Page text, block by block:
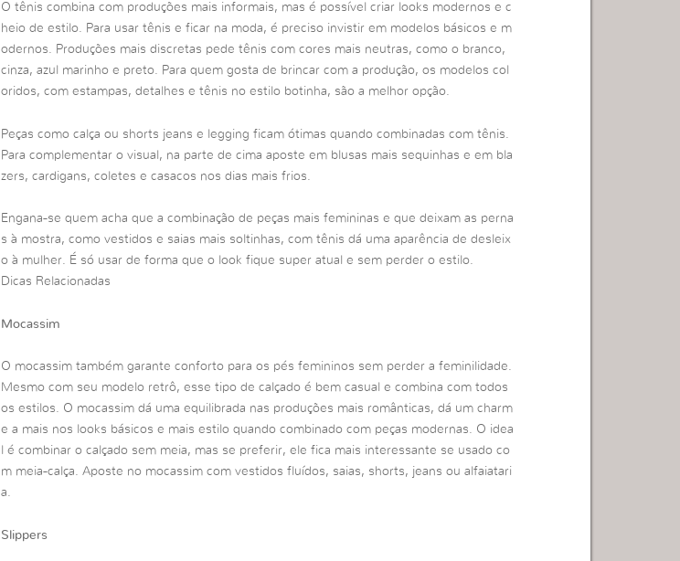
O tênis combina com produções mais informais, mas é possível criar looks modernos e c
heio de estilo. Para usar tênis e ficar na moda, é preciso invistir em modelos básicos e m
odernos. Produções mais discretas pede tênis com cores mais neutras, como o branco,
cinza, azul marinho e preto. Para quem gosta de brincar com a produção, os modelos col
oridos, com estampas, detalhes e tênis no estilo botinha, são a melhor opção.
Peças como calça ou shorts jeans e legging ficam ótimas quando combinadas com tênis.
Para complementar o visual, na parte de cima aposte em blusas mais sequinhas e em bla
zers, cardigans, coletes e casacos nos dias mais frios.
Engana-se quem acha que a combinação de peças mais femininas e que deixam as perna
s à mostra, como vestidos e saias mais soltinhas, com tênis dá uma aparência de desleix
o à mulher. É só usar de forma que o look fique super atual e sem perder o estilo.
Dicas Relacionadas
Mocassim
O mocassim também garante conforto para os pés femininos sem perder a feminilidade.
Mesmo com seu modelo retrô, esse tipo de calçado é bem casual e combina com todos
os estilos. O mocassim dá uma equilibrada nas produções mais românticas, dá um charm
e a mais nos looks básicos e mais estilo quando combinado com peças modernas. O idea
l é combinar o calçado sem meia, mas se preferir, ele fica mais interessante se usado co
m meia-calça. Aposte no mocassim com vestidos fluídos, saias, shorts, jeans ou alfaiatari
a.
Slippers